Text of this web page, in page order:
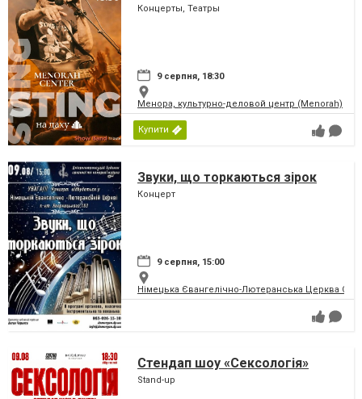
Концерты, Театры
9 серпня, 18:30
Менора, культурно-деловой центр (Menorah)
Купити
Звуки, що торкаються зірок
Концерт
9 серпня, 15:00
Німецька Євангелічно-Лютеранська Церква
Стендап шоу «Сексологія»
Stand-up